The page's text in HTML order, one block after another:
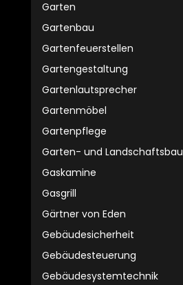
Garten
Gartenbau
Gartenfeuerstellen
Gartengestaltung
Gartenlautsprecher
Gartenmöbel
Gartenpflege
Garten- und Landschaftsbau
Gaskamine
Gasgrill
Gärtner von Eden
Gebäudesicherheit
Gebäudesteuerung
Gebäudesystemtechnik